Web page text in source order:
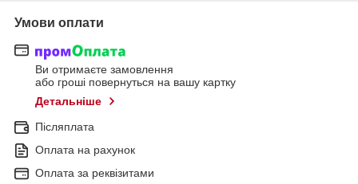
Умови оплати
Ви отримаєте замовлення
або гроші повернуться на вашу картку
Детальніше
Післяплата
Оплата на рахунок
Оплата за реквізитами